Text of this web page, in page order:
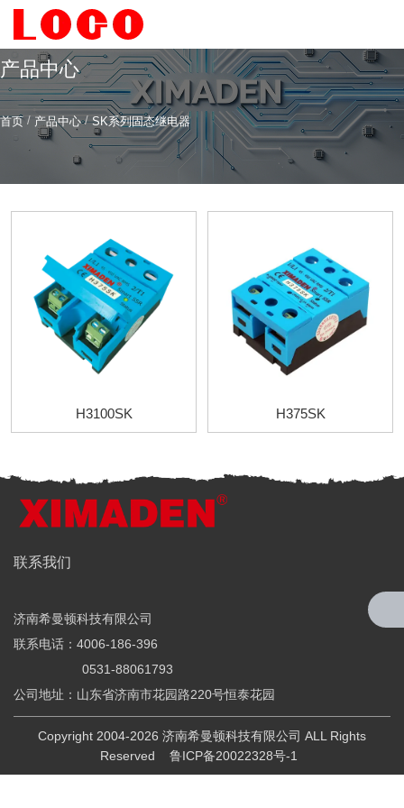
希曼顿科技专注研发 与制造
全系列工业级交流固态继电器（SSR）、一体化电力调整
器
服务热线
4006-186-396
产品中心
首页 / 产品中心 /SK系列固态继电器
H3100SK H375SK
全国服务热线
联系我们
济南希曼顿科技有限公司
联系电话：4006-186-396
0531-88061793
公司地址：山东省济南市花园路220号恒泰花园
Copyright 2004-2026 济南希曼顿科技有限公司 ALL Rights
Reserved 鲁ICP备20022328号-1